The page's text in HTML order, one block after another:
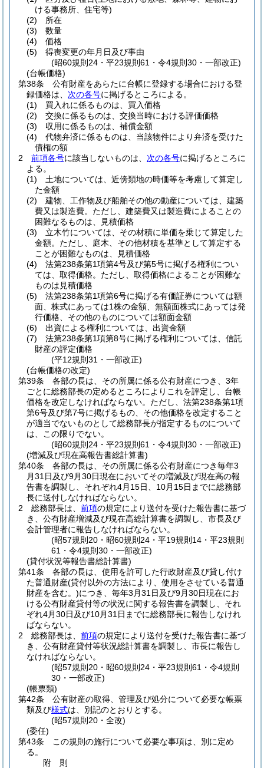
ける事務所、住宅等)
(2)
所在
(3)
数量
(4)
価格
(5)
得喪変更の年月日及び事由
(昭60規則24・平23規則61・令4規則30・一部改正)
(台帳価格)
第38条
公有財産をあらたに台帳に登録する場合における登
録価格は、 次の各号に掲げるところによる。
(1)
買入れに係るものは、買入価格
(2)
交換に係るものは、交換当時における評価価格
(3)
収用に係るものは、補償金額
(4)
代物弁済に係るものは、当該物件により弁済を受けた
債権の額
2
前項各号に該当しないものは、 次の各号に掲げるところに
よる。
(1)
土地については、近傍類地の時価等を考慮して算定し
た金額
(2)
建物、工作物及び船舶その他の動産については、建築
費又は製造費。 ただし、建築費又は製造費によることの
困難なるものは、見積価格
(3)
立木竹については、その材積に単価を乗じて算定した
金額。 ただし、庭木、その他材積を基準として算定する
ことが困難なものは、見積価格
(4)
法第238条第1項第4号及び第5号に掲げる権利につい
ては、取得価格。 ただし、取得価格によることが困難な
ものは見積価格
(5)
法第238条第1項第6号に掲げる有価証券については額
面、株式にあっては1株の金額、無額面株式にあっては発
行価格、その他のものについては額面金額
(6)
出資による権利については、出資金額
(7)
法第238条第1項第8号に掲げる権利については、信託
財産の評定価格
(平12規則31・一部改正)
(台帳価格の改定)
第39条
各部の長は、その所属に係る公有財産につき、3年
ごとに総務部長の定めるところによりこれを評定し、台帳
価格を改定しなければならない。 ただし、法第238条第1項
第6号及び第7号に掲げるもの、その他価格を改定すること
が適当でないものとして総務部長が指定するものについて
は、この限りでない。
(昭60規則24・平23規則61・令4規則30・一部改正)
(増減及び現在高報告書総計算書)
第40条
各部の長は、その所属に係る公有財産につき毎年3
月31日及び9月30日現在においてその増減及び現在高の報
告書を調製し、それぞれ4月15日、10月15日までに総務部
長に送付しなければならない。
2
総務部長は、 前項の規定により送付を受けた報告書に基づ
き、公有財産増減及び現在高総計算書を調製し、市長及び
会計管理者に報告しなければならない。
(昭57規則20・昭60規則24・平19規則14・平23規則
61・令4規則30・一部改正)
(貸付状況等報告書総計算書)
第41条
各部の長は、使用を許可した行政財産及び貸し付け
た普通財産(貸付以外の方法により、使用をさせている普通
財産を含む。)につき、毎年3月31日及び9月30日現在にお
ける公有財産貸付等の状況に関する報告書を調製し、それ
ぞれ4月30日及び10月31日までに総務部長に報告しなけれ
ばならない。
2
総務部長は、 前項の規定により送付を受けた報告書に基づ
き、公有財産貸付等状況総計算書を調製し、市長に報告し
なければならない。
(昭57規則20・昭60規則24・平23規則61・令4規則
30・一部改正)
(帳票類)
第42条
公有財産の取得、管理及び処分について必要な帳票
類及び様式は、別記のとおりとする。
(昭57規則20・全改)
(委任)
第43条
この規則の施行について必要な事項は、別に定め
る。
附 則